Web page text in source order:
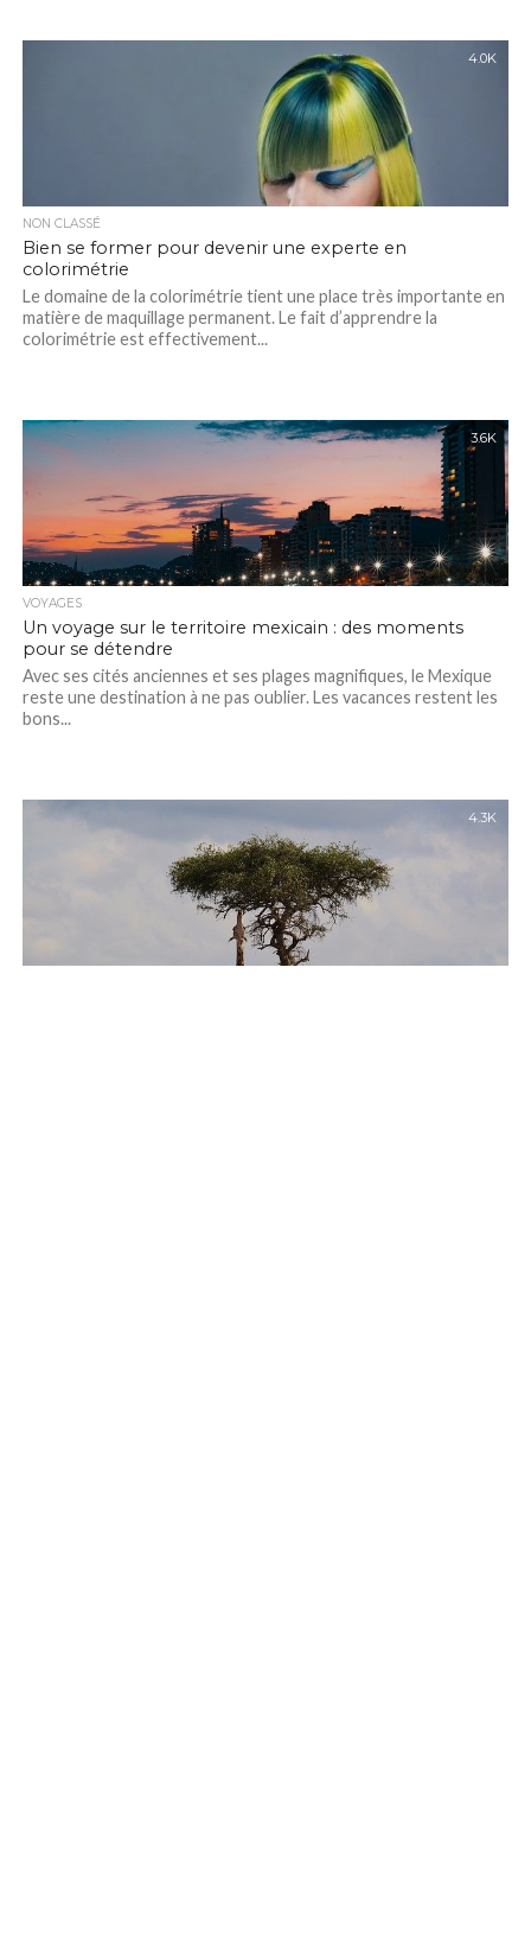
4.0K
NON CLASSÉ
Bien se former pour devenir une experte en
colorimétrie
Le domaine de la colorimétrie tient une place très importante en
matière de maquillage permanent. Le fait d’apprendre la
colorimétrie est effectivement...
3.6K
VOYAGES
Un voyage sur le territoire mexicain : des moments
pour se détendre
Avec ses cités anciennes et ses plages magnifiques, le Mexique
reste une destination à ne pas oublier. Les vacances restent les
bons...
4.3K